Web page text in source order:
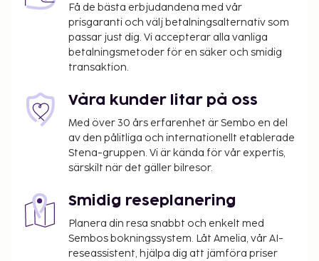
Få de bästa erbjudandena med vår
prisgaranti och välj betalningsalternativ som
passar just dig. Vi accepterar alla vanliga
betalningsmetoder för en säker och smidig
transaktion.
Våra kunder litar på oss
Med över 30 års erfarenhet är Sembo en del
av den pålitliga och internationellt etablerade
Stena-gruppen. Vi är kända för vår expertis,
särskilt när det gäller bilresor.
Smidig reseplanering
Planera din resa snabbt och enkelt med
Sembos bokningssystem. Låt Amelia, vår AI-
reseassistent, hjälpa dig att jämföra priser